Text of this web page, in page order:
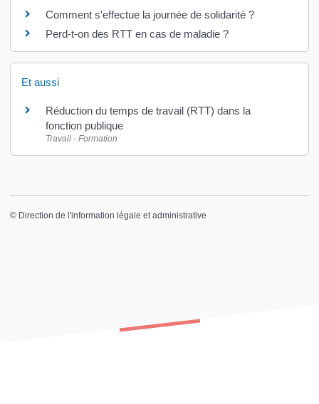
Comment s'effectue la journée de solidarité ?
Perd-t-on des RTT en cas de maladie ?
Et aussi
Réduction du temps de travail (RTT) dans la
fonction publique
Travail - Formation
© Direction de l'information légale et administrative